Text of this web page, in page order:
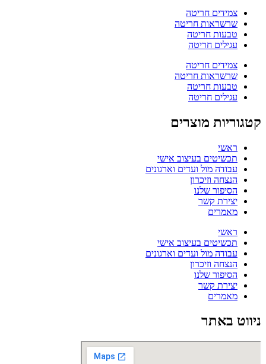
צמידים חריטה
שרשראות חריטה
טבעות חריטה
עגילים חריטה
צמידים חריטה
שרשראות חריטה
טבעות חריטה
עגילים חריטה
קטגוריות מוצרים
ראשי
תכשיטים בעיצוב אישי
עבודה מול ועדים וארגונים
הנצחה וזיכרון
הסיפור שלנו
יצירת קשר
מאמרים
ראשי
תכשיטים בעיצוב אישי
עבודה מול ועדים וארגונים
הנצחה וזיכרון
הסיפור שלנו
יצירת קשר
מאמרים
ניווט באתר